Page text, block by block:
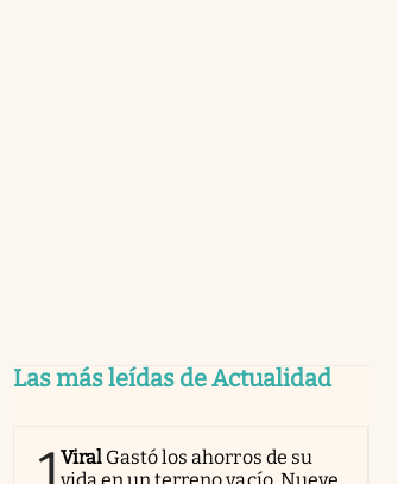
Las más leídas de Actualidad
Viral Gastó los ahorros de su